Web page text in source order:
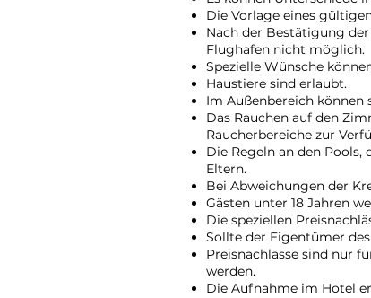
Die Vorlage eines
Nach der Bestätigung
Flughafen nicht möglich.
Spezielle Wünsche
Haustiere sind erlaubt.
Im Außenbereich können
Das Rauchen auf den
Raucherbereiche zur
Die Regeln an den
Eltern.
Bei Abweichungen der
Gästen unter 18 Jahren
Die speziellen
Sollte der Eigentümer
Preisnachlässe sind nur
werden.
Die Aufnahme im Hotel